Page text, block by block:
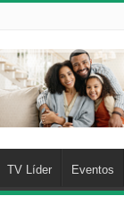
TV Líder Eventos